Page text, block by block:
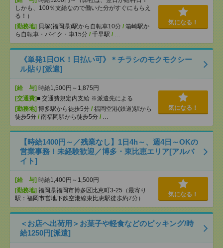
しかも、100％支給なので働いた分がすぐにもらえ
る！）
[勤務地] 貝塚(福岡県)駅から自転車10分 / 箱崎駅か
ら自転車・バイク・車15分 / 千早駅 / …
気になる！
《単発1日OK！日払い可》＊チラシのモクモクシー
ル貼り[派遣]
[給 与] 時給1,500円～1,875円
[交通費]■ 交通費規定内支給 ※派遣先による
[勤務地] 博多駅から徒歩5分 / 福岡空港(鉄道)駅から
徒歩5分 / 南福岡駅から徒歩5分 / …
気になる！
【時給1400円～／残業なし】1日4h～、週4日～OKの
営業事務！未経験歓迎／博多・東比恵エリア[アルバ
イト]
[給 与] 時給1,400円～1,500円
[勤務地] 福岡県福岡市博多区比恵町3-25（最寄り
駅：福岡市営地下鉄空港線東比恵駅徒歩約7分）
気になる！
＜お店へ出荷用＞お菓子や軽食などのピッキング/時
給1250円[派遣]